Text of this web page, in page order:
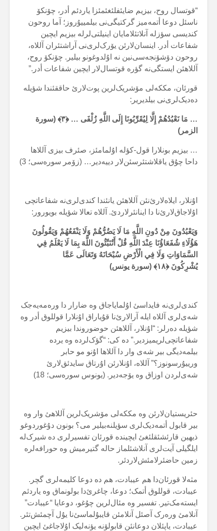
“قوتسال روح، بیزیم ضایئفلئغئمئزا یاردئم أدر، چۆنکۆ
ناسئل دوعا أتمەمیز گرکتیگی‌نی بیلمییۇروز؛ آما روحون
کندیسی سؤزلە آنلاتئلامایان اینیلتی‌لرلە بیزیم ایچین
شفاعات أدر. اینسان‌لارئن یۆرک‌لری‌نی آراشتئران آللاە،
روحون دۆشۆنجەسی‌نین نە اۇلدوغونو بیلیر. چۆنکۆ روح،
آللاهئن ایستگی‌نە گؤرە قوتسال‌لار ایچین شفاعات أدر.”
قورئان، مککەلی مۆشریک‌لرین پوت‌لارئ حاققئندا شؤیلە
دەدیک‌لری‌نی بیلدیریر:
… مَا نَعْبُدُهُمْ إِلَّا لِيُقَرِّبُونَا إِلَى اللَّهِ زُلْفَى … ﴿۳﴾ (سورة
الزمر)
… بیزیم بونلارا قول-کؤلە اۇلمامئز، صئرف بیزی آللاها
داحا چۇق یاقلاشتئرسئن‌لار دییەدیر… (زۆمر سورەسی؛ 3)
اۇنلار، ایلاەلارئ‌نئن آللاهئن یانئندا کندی‌لری‌نە شفاعاتچی
اۇلاجاق‌لارئ‌نا دا اینانئرلاردئ. آللاە تعالا شؤیلە بویورور:
وَيَعْبُدُونَ مِنْ دُونِ اللَّهِ مَا لَا يَضُرُّهُمْ وَلَا يَنْفَعُهُمْ وَيَقُولُونَ
هَؤُلَاءِ شُفَعَاؤُنَا عِنْدَ اللَّهِ قُلْ أَتُنَبِّئُونَ اللَّهَ بِمَا لَا يَعْلَمُ فِي
السَّمَاوَاتِ وَلَا فِي الْأَرْضِ سُبْحَانَهُ وَتَعَالَى عَمَّا
يُشْرِكُونَ ﴿۱۸﴾ (سورة یونس)
کندی‌لری‌نە فایداسئ اۇلمایاجاق وە ضارار دا ورەمەیەجک
شەی‌لری آللاە ایلە آرالارئ‌نا قۇیاراق اۇنلارا قوللوق أدر وە
شؤیلە دەرلر: “اۇنلار، آللاهئن حوضوروندا بیزیم
شفاعاتچی‌لریمیزدیر.” دە کی: “گؤک‌لردە وە یردە
بیلمەدیگی بیر شەی وار دا آللاها اۇنو مو حابر
ورییۇرسونوز؟” آللاە، اۇنلارئن اۇرتاق سایدئق‌لارئ
شەی‌لردن اوزاق وە یۆجەدیر. (یونوس سورەسی؛ 18)
حئریستیان‌لارئن وە مککەلی مۆشریک‌لرین آللاهئ وار وە
بیر قابول أتمەدیک‌لری سؤیلنەبیلیر می؟ بونون دۇغوردوغو
ذیهین قارئشئقلئغئ ایچیندە قورئان تفسیرلری دە شیرک‌لە
ایلگیلی آیت‌لری آنلاشئلماز حالە گتیرمیش وە حورافەلرە
زمین حاضئرلامئش‌لاردئر.
مثەلا قورئان‌دا هم عیبادت، هم دە دوعا کلیمەلری گچر.
عیبادت، قوللوق أتمک؛ دوعا، چاغرئ‌دا بولونماق وە یاردئم
ایستەمک‌تیر. تفسیر وە مئال‌لرین چۇغو، دوعایا “عیبادت”
آنلامئ ورەرک آصئل آنلامئن قایبۇلماسئ‌نا یۇل آچمئش‌تئر.
عیبادت، یاپئلان دوعانئن قابولۆنە یؤنەلیک اۇلاجاغئ ایچین